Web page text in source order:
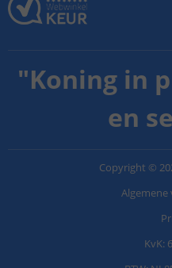
"Koning in
en
Copyright ©
KvK: